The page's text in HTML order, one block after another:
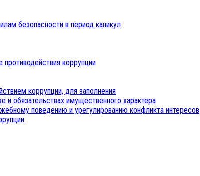
безопасности в период каникул
коррупции
коррупции, для заполнения
обязательствах имущественного характера
поведению и урегулированию конфликта интересов